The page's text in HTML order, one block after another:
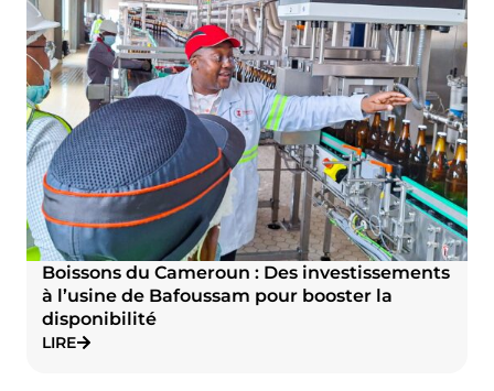
Boissons du Cameroun : Des investissements
à l’usine de Bafoussam pour booster la
disponibilité
LIRE